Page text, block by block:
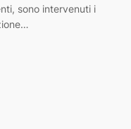
sono intervenuti i